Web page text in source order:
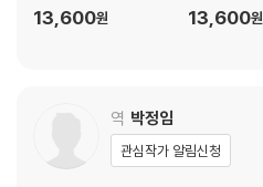
13,600원 13,600원
역 박정임
관심작가 알림신청